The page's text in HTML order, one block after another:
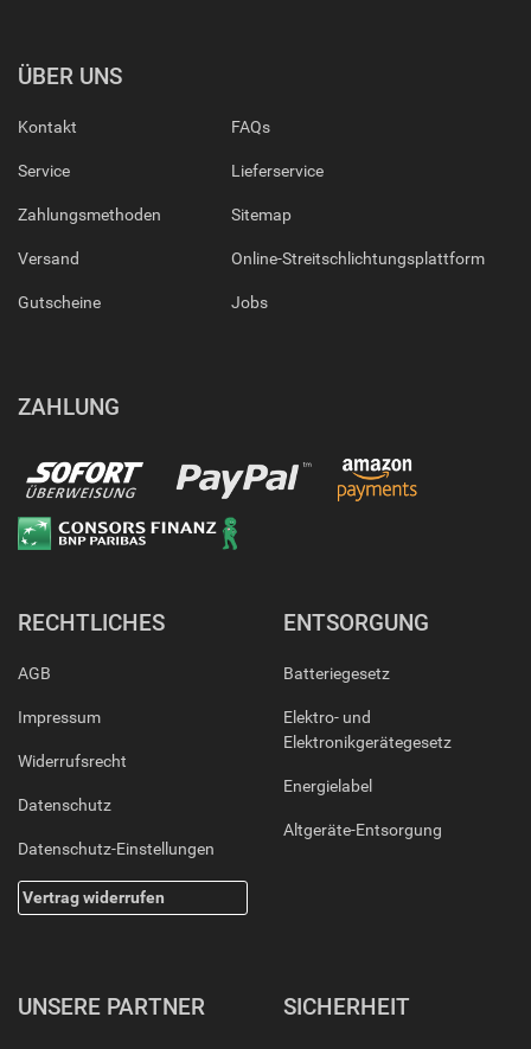
ÜBER UNS
Kontakt
Service
Zahlungsmethoden
Versand
Gutscheine
FAQs
Lieferservice
Sitemap
Online-Streitschlichtungsplattform
Jobs
ZAHLUNG
RECHTLICHES
AGB
Impressum
Widerrufsrecht
Datenschutz
Datenschutz-Einstellungen
Vertrag widerrufen
ENTSORGUNG
Batteriegesetz
Elektro- und
Elektronikgerätegesetz
Energielabel
Altgeräte-Entsorgung
UNSERE PARTNER SICHERHEIT